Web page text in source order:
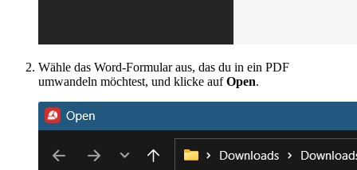
Wähle das Word-Formular aus, das du in ein PDF
umwandeln möchtest, und klicke aufOpen.